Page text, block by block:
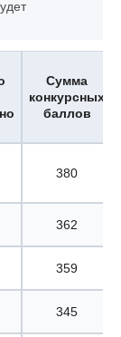
Сумма
конкурсных
баллов
380
362
359
345